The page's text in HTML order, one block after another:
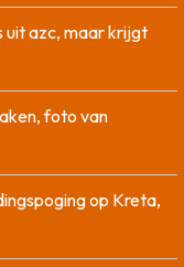
uit azc, maar krijgt
foto van
op Kreta,